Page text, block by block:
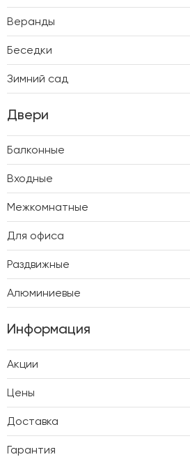
Веранды
Беседки
Зимний сад
Двери
Балконные
Входные
Межкомнатные
Для офиса
Раздвижные
Алюминиевые
Информация
Акции
Цены
Доставка
Гарантия